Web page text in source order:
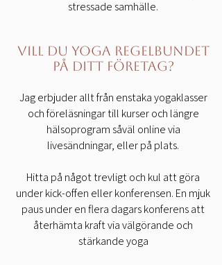
stressade samhälle.
VILL DU YOGA REGELBUNDET
PÅ DITT FÖRETAG?
Jag erbjuder allt från enstaka yogaklasser
och föreläsningar till kurser och längre
hälsoprogram såväl online via
livesändningar, eller på plats.
Hitta på något trevligt och kul att göra
under kick-offen eller konferensen. En mjuk
paus under en flera dagars konferens att
återhämta kraft via välgörande och
stärkande yoga